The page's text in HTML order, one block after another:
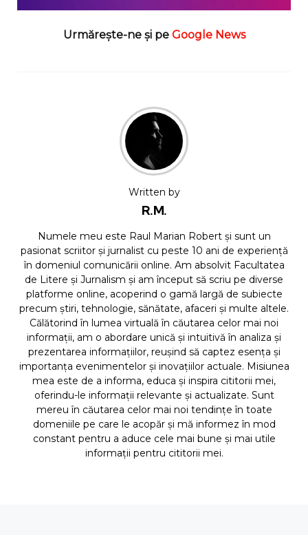
Urmărește-ne și pe Google News
Written by
R.M.
Numele meu este Raul Marian Robert și sunt un
pasionat scriitor și jurnalist cu peste 10 ani de experiență
în domeniul comunicării online. Am absolvit Facultatea
de Litere și Jurnalism și am început să scriu pe diverse
platforme online, acoperind o gamă largă de subiecte
precum știri, tehnologie, sănătate, afaceri și multe altele.
Călătorind în lumea virtuală în căutarea celor mai noi
informații, am o abordare unică și intuitivă în analiza și
prezentarea informațiilor, reușind să captez esența și
importanța evenimentelor și inovațiilor actuale. Misiunea
mea este de a informa, educa și inspira cititorii mei,
oferindu-le informații relevante și actualizate. Sunt
mereu în căutarea celor mai noi tendințe în toate
domeniile pe care le acopăr și mă informez în mod
constant pentru a aduce cele mai bune și mai utile
informații pentru cititorii mei.